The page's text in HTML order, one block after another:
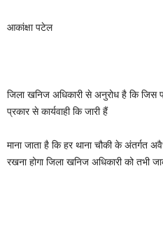
आकांक्षा पटेल
जिला खनिज अधिकारी से अनुरोध है कि जिस
प्रकार से कार्यवाही कि जारी हैं
माना जाता है कि हर थाना चौकी के अंतर्गत
रखना होगा जिला खनिज अधिकारी को तभी